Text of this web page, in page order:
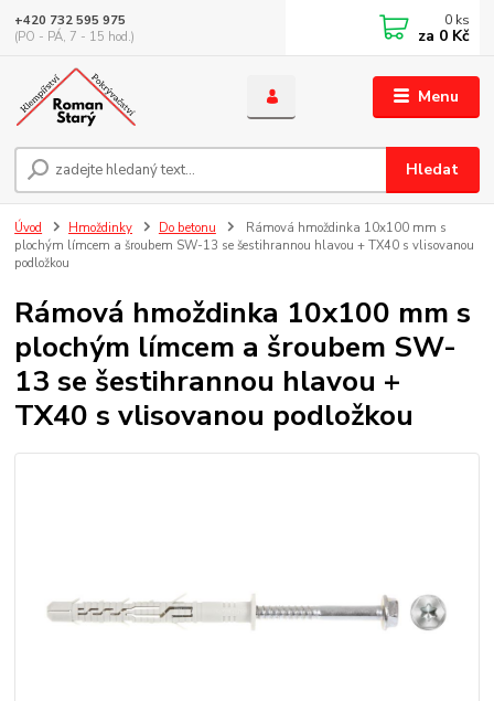
Menu
Hledat
+420 732 595 975
(PO - PÁ, 7 - 15 hod.)
0 ks
za 0 Kč
Úvod Hmoždinky Do betonu
Rámová hmoždinka 10x100 mm s
plochým límcem a šroubem SW-13 se šestihrannou hlavou + TX40 s vlisovanou
podložkou
Rámová hmoždinka 10x100 mm s
plochým límcem a šroubem SW-
13 se šestihrannou hlavou +
TX40 s vlisovanou podložkou